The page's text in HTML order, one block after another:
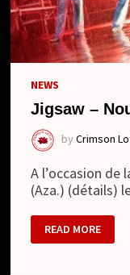
NEWS
Jigsaw –
byCrimson
A l’occasion de
(Aza.) (détails)
JIGSAW
–
NOUVEAU
READ MORE